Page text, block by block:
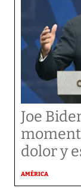
Joe
dolor y
AMÉRICA